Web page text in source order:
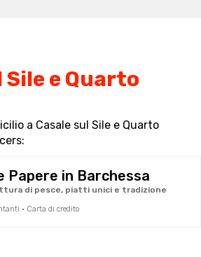
Sile e Quarto
a Casale sul Sile e Quarto
Papere in Barchessa
di pesce, piatti unici e tradizione
· Carta di credito